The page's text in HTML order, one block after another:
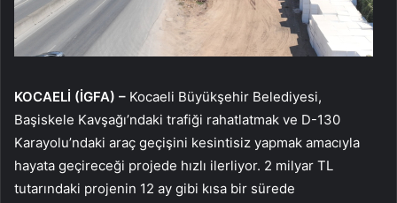
KOCAELİ (İGFA) – Kocaeli Büyükşehir Belediyesi,
Başiskele Kavşağı’ndaki trafiği rahatlatmak ve D-130
Karayolu’ndaki araç geçişini kesintisiz yapmak amacıyla
hayata geçireceği projede hızlı ilerliyor. 2 milyar TL
tutarındaki projenin 12 ay gibi kısa bir sürede